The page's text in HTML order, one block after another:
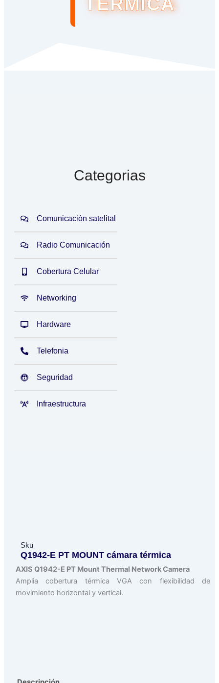
Categorias
Comunicación satelital
Radio Comunicación
Cobertura Celular
Networking
Hardware
Telefonia
Seguridad
Infraestructura
Sku
Q1942-E PT MOUNT cámara térmica
AXIS Q1942-E PT Mount Thermal Network Camera
Amplia cobertura térmica VGA con flexibilidad de
movimiento horizontal y vertical.